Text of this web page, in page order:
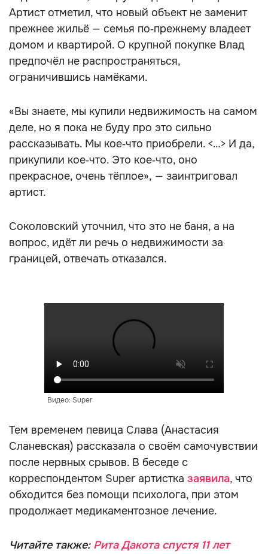
Артист отметил, что новый объект не заменит
прежнее жильё — семья по‑прежнему владеет
домом и квартирой. О крупной покупке Влад
предпочёл не распространяться,
ограничившись намёками.
«Вы знаете, мы купили недвижимость на самом
деле, но я пока не буду про это сильно
рассказывать. Мы кое‑что приобрели. <…> И да,
прикупили кое‑что. Это кое‑что, оно
прекрасное, очень тёплое», — заинтриговал
артист.
Соколовский уточнил, что это не баня, а на
вопрос, идёт ли речь о недвижимости за
границей, отвечать отказался.
Видео: Super
Тем временем певица Слава (Анастасия
Сланевская) рассказала о своём самочувствии
после нервных срывов. В беседе с
корреспондентом Super артистка заявила, что
обходится без помощи психолога, при этом
продолжает медикаментозное лечение.
Читайте также: Рита Дакота спустя 11 лет